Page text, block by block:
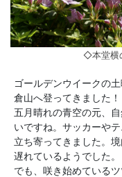
◇本堂横
ゴールデンウイークの
倉山へ登ってきました！
五月晴れの青空の元、
いですね。サッカーや
立ち寄ってきました。
遅れているようでした。
でも、咲き始めている